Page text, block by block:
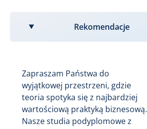
Rekomendacje
Zapraszam Państwa do
wyjątkowej przestrzeni, gdzie
teoria spotyka się z najbardziej
wartościową praktyką biznesową.
Nasze studia podyplomowe z